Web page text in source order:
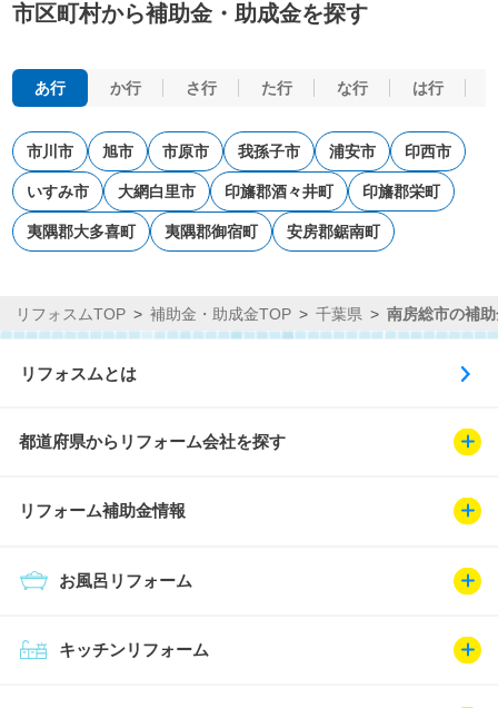
市区町村から補助金・助成金を探す
あ行 か行 さ行 た行 な行 は行
市川市 旭市 市原市 我孫子市 浦安市 印西市
いすみ市 大網白里市 印旛郡酒々井町 印旛郡栄町
夷隅郡大多喜町 夷隅郡御宿町 安房郡鋸南町
リフォスムTOP 補助金・助成金TOP 千葉県 南房総市の補
リフォスムとは
都道府県からリフォーム会社を探す
リフォーム補助金情報
キッチンリフォーム
お風呂リフォーム